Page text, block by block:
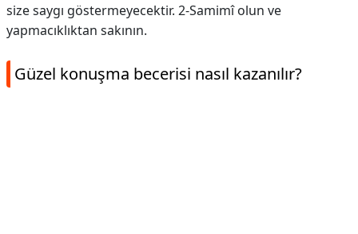
size saygı göstermeyecektir. 2-Samimî olun ve
yapmacıklıktan sakının.
Güzel konuşma becerisi nasıl kazanılır?